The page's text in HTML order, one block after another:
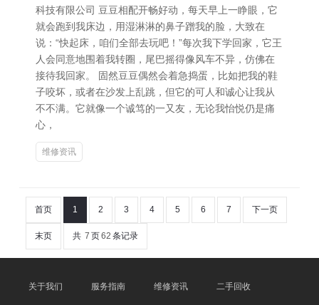
科技有限公司 豆豆相配开畅好动，每天早上一睁眼，它
就会跑到我床边，用湿淋淋的鼻子蹭我的脸，大致在
说：“快起床，咱们全部去玩吧！”每次我下学回家，它王
人会同意地围着我转圈，尾巴摇得像风车不异，仿佛在
接待我回家。 固然豆豆偶然会着急捣蛋，比如把我的鞋
子咬坏，或者在沙发上乱跳，但它的可人和诚心让我从
不不满。它就像一个诚笃的一又友，无论我怡悦仍是痛
心，
维修资讯
首页 1 2 3 4 5 6 7 下一页
末页 共 7 页62 条记录
关于我们 服务指南 维修资讯 二手回收